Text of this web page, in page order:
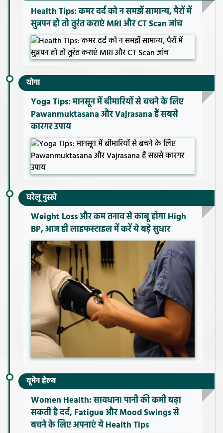
Health Tips: कमर दर्द को न समझें सामान्य, पैरों में
सुन्नपन हो तो तुरंत कराएं MRI और CT Scan जांच
योगा
Yoga Tips: मानसून में बीमारियों से बचने के लिए
Pawanmuktasana और Vajrasana हैं सबसे
कारगर उपाय
घरेलू नुस्खे
Weight Loss और कम तनाव से काबू होगा High
BP, आज ही लाइफस्टाइल में करें ये बड़े सुधार
वूमेन हेल्थ
Women Health: सावधान! पानी की कमी बढ़ा
सकती है दर्द, Fatigue और Mood Swings से
बचने के लिए अपनाएं ये Health Tips